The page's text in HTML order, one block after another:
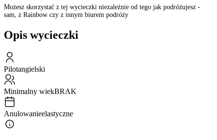
Możesz skorzystać z tej wycieczki niezależnie od tego jak podróżujesz -
sam, z Rainbow czy z innym biurem podróży
Opis wycieczki
Pilotangielski
Minimalny wiekBRAK
Anulowanieelastyczne